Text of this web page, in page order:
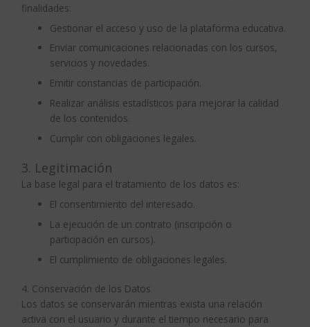
finalidades:
Gestionar el acceso y uso de la plataforma educativa.
Enviar comunicaciones relacionadas con los cursos,
servicios y novedades.
Emitir constancias de participación.
Realizar análisis estadísticos para mejorar la calidad
de los contenidos.
Cumplir con obligaciones legales.
3. Legitimación
La base legal para el tratamiento de los datos es:
El consentimiento del interesado.
La ejecución de un contrato (inscripción o
participación en cursos).
El cumplimiento de obligaciones legales.
4. Conservación de los Datos
Los datos se conservarán mientras exista una relación
activa con el usuario y durante el tiempo necesario para